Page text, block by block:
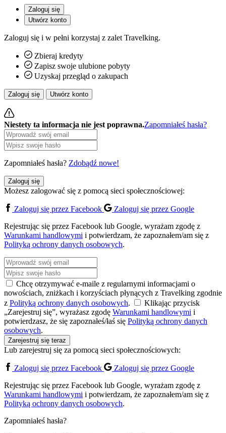
Zaloguj się
Utwórz konto
Zaloguj się i w pełni korzystaj z zalet Travelking.
Zbieraj kredyty
Zapisz swoje ulubione pobyty
Uzyskaj przegląd o zakupach
Zaloguj się Utwórz konto
Niestety ta informacja nie jest poprawna.Zapomniałeś hasła?
Zapomniałeś hasła? Zdobądź nowe!
Zaloguj się
Możesz zalogować się z pomocą sieci społecznościowej:
Zaloguj się przez Facebook
Zaloguj się przez Google
Rejestrując się przez Facebook lub Google, wyrażam zgodę z
Warunkami handlowymi i potwierdzam, że zapoznałem/am się z
Polityką ochrony danych osobowych.
Chcę otrzymywać e-maile z regularnymi informacjami o
nowościach, zniżkach i korzyściach płynących z Travelking zgodnie
z Polityką ochrony danych osobowych.
Klikając przycisk
„Zarejestruj się”, wyrażasz zgodę Warunkami handlowymi i
potwierdzasz, że się zapoznałeś/łaś się Polityką ochrony danych
osobowych.
Zarejestruj się teraz
Lub zarejestruj się za pomocą sieci społecznościowych:
Zaloguj się przez Facebook
Zaloguj się przez Google
Rejestrując się przez Facebook lub Google, wyrażam zgodę z
Warunkami handlowymi i potwierdzam, że zapoznałem/am się z
Polityką ochrony danych osobowych.
Zapomniałeś hasła?